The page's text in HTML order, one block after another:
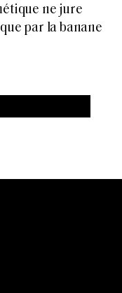
ne jure
par la banane